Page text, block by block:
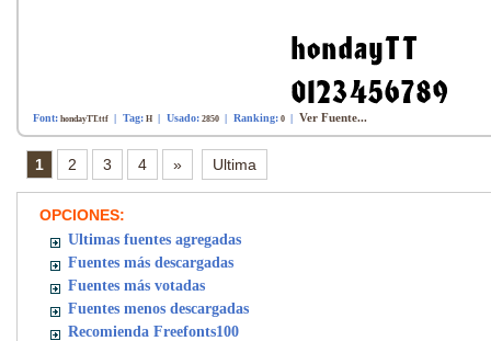
Font: hondayTT.ttf | Tag: H | Usado: 2850 | Ranking: 0 | Ver Fuente...
1 2 3 4 » Ultima
OPCIONES:
Ultimas fuentes agregadas
Fuentes más descargadas
Fuentes más votadas
Fuentes menos descargadas
Recomienda Freefonts100